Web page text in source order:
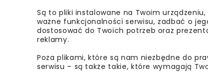
Są to pliki instalowane na Twoim
ważne funkcjonalności serwisu, zadbać o
dostosować do Twoich potrzeb oraz
reklamy.
Poza plikami, które są nam niezbędne do
serwisu – są także takie, które wymagają